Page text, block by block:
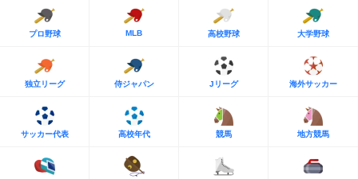
プロ野球 MLB 高校野球 大学野球
独立リーグ 侍ジャパン Jリーグ 海外サッカー
サッカー代表 高校年代 競馬 地方競馬